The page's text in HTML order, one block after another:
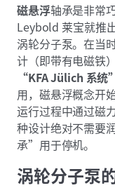
磁悬浮轴承是非常
Leybold 莱宝就推
涡轮分子泵。在当
计（即带有电磁铁
“KFA Jülich 系统”
用，磁悬浮概念开
运行过程中通过磁
种设计绝对不需要
承”用于停机。
涡轮分子泵